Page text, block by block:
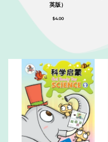
英版）
$4.00